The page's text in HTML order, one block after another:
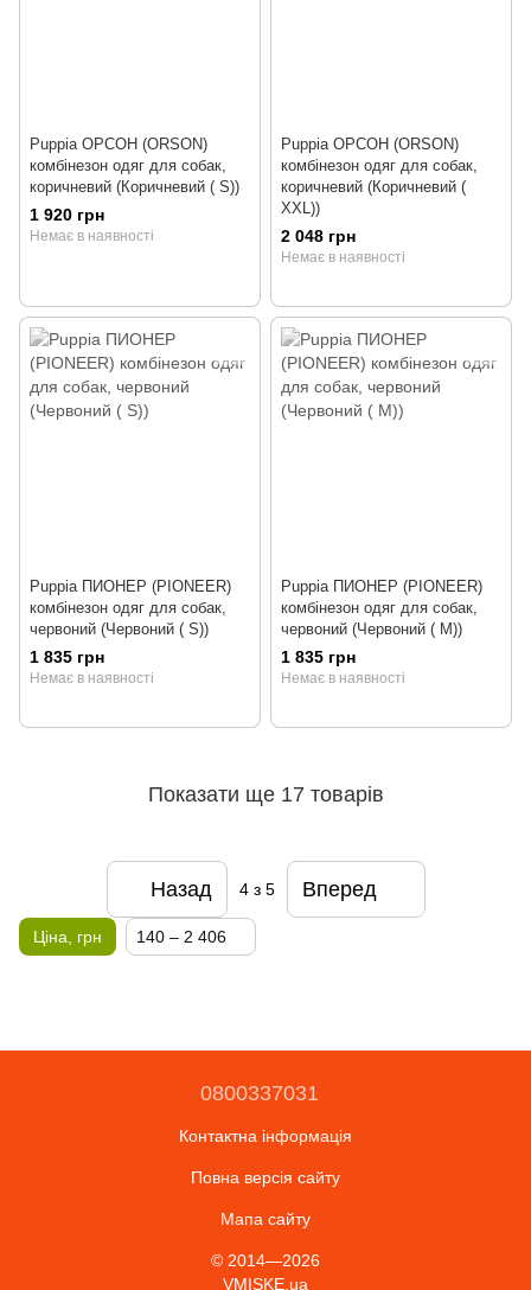
Puppia ОРСОН (ORSON)
комбінезон одяг для собак,
коричневий (Коричневий ( S))
1 920 грн
Немає в наявності
Puppia ОРСОН (ORSON)
комбінезон одяг для собак,
коричневий (Коричневий (
XXL))
2 048 грн
Немає в наявності
Puppia ПИОНЕР (PIONEER)
комбінезон одяг для собак,
червоний (Червоний ( S))
1 835 грн
Немає в наявності
Puppia ПИОНЕР (PIONEER)
комбінезон одяг для собак,
червоний (Червоний ( M))
1 835 грн
Немає в наявності
Показати ще 17 товарів
Назад 4з 5 Вперед
Ціна, грн 140 – 2 406
0800337031
Контактна інформація
Повна версія сайту
Мапа сайту
© 2014—2026
VMISKE.ua